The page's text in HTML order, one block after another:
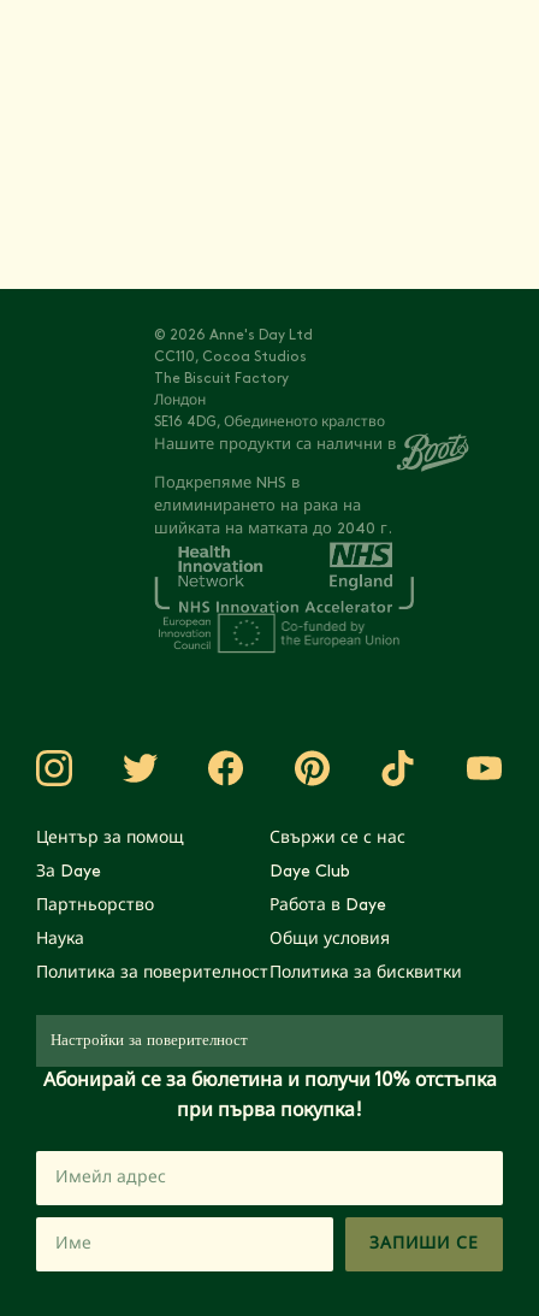
© 2026 Anne's Day Ltd
CC110, Cocoa Studios
The Biscuit Factory
Лондон
SE16 4DG, Обединеното кралство
Нашите продукти са налични в
Подкрепяме NHS в
елиминирането на рака на
шийката на матката до 2040 г.
Център за помощ
Свържи се с нас
За Daye
Daye Club
Партньорство
Работа в Daye
Наука
Общи условия
Политика за поверителностПолитика за бисквитки
Настройки за поверителност
Абонирай се за бюлетина и получи 10% отстъпка
при първа покупка!
ЗАПИШИ СЕ